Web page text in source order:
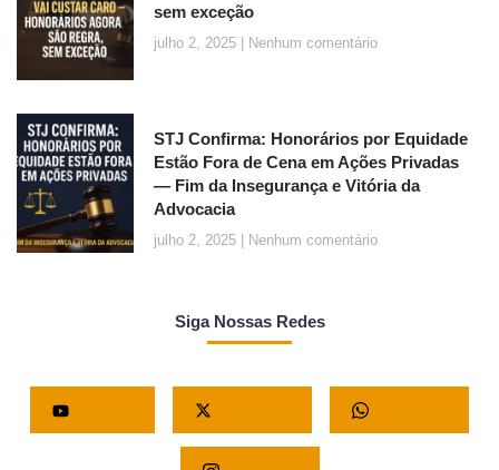
sem exceção
julho 2, 2025 Nenhum comentário
STJ Confirma: Honorários por Equidade
Estão Fora de Cena em Ações Privadas
— Fim da Insegurança e Vitória da
Advocacia
julho 2, 2025 Nenhum comentário
Siga Nossas Redes